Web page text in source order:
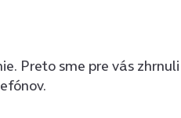
Preto sme pre vás zhrnuli